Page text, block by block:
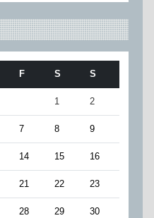
F S S
1 2
7 8 9
14 15 16
21 22 23
28 29 30